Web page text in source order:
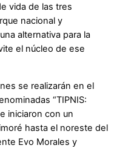
vida de las tres
nacional y
alternativa para la
el núcleo de ese
se realizarán en el
“TIPNIS:
iniciaron con un
hasta el noreste del
Evo Morales y